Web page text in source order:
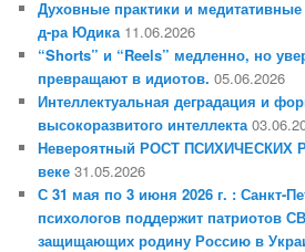
Духовные практики и медитативные
д-ра Юдика 11.06.2026
“Shorts” и “Reels” медленно, но
превращают в идиотов. 05.06.2026
Интеллектуальная деградация и
высокоразвитого интеллекта
Невероятный РОСТ ПСИХИЧЕСКИХ
веке 31.05.2026
С 31 мая по 3 июня 2026 г. : Санкт-
психологов поддержит патриотов
защищающих родину Россию в